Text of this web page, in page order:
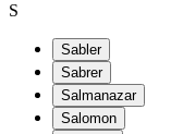
S
Sabler
Sabrer
Salmanazar
Salomon